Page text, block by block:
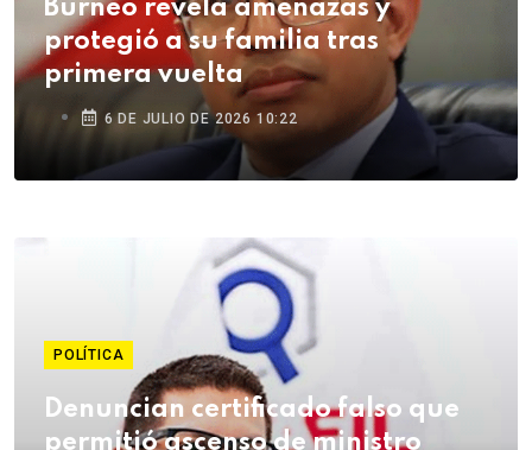
Burneo revela amenazas y
protegió a su familia tras
primera vuelta
6 DE JULIO DE 2026 10:22
POLÍTICA
Denuncian certificado falso que
permitió ascenso de ministro